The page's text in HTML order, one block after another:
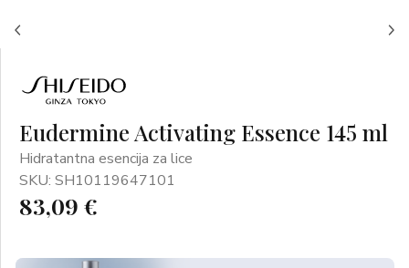
Eudermine Activating Essence 145 ml
Hidratantna esencija za lice
SKU: SH10119647101
83,09 €